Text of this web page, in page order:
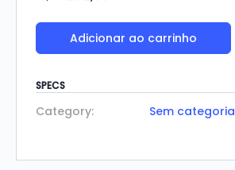
Adicionar ao carrinho
SPECS
Category: Sem categoria